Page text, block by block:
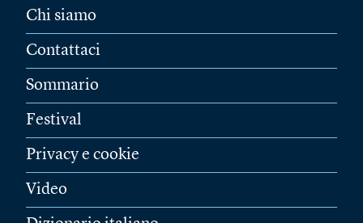
Chi siamo
Contattaci
Sommario
Festival
Privacy e cookie
Video